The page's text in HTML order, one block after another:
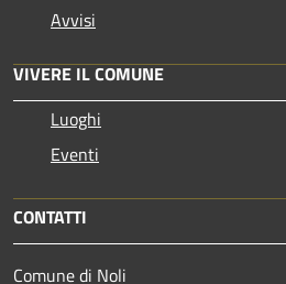
Avvisi
VIVERE IL COMUNE
Luoghi
Eventi
CONTATTI
Comune di Noli